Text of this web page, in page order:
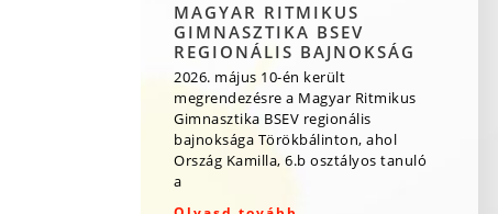
MAGYAR RITMIKUS
GIMNASZTIKA BSEV
REGIONÁLIS BAJNOKSÁG
2026. május 10-én került
megrendezésre a Magyar Ritmikus
Gimnasztika BSEV regionális
bajnoksága Törökbálinton, ahol
Ország Kamilla, 6.b osztályos tanuló
a